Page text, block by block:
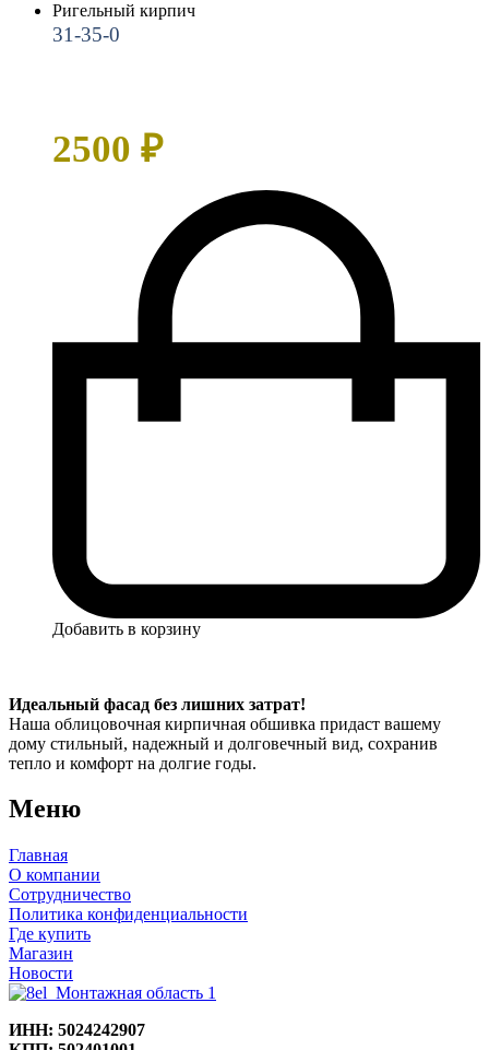
Ригельный кирпич
31-35-0
2500 ₽
Добавить в корзинуЭтот
вариаций.
Опции
можно
выбрать
Идеальный фасад без лишних затрат!
Наша облицовочная кирпичная обшивка придаст вашему
дому стильный, надежный и долговечный вид, сохранив
тепло и комфорт на долгие годы.
Меню
Главная
О компании
Сотрудничество
Политика конфиденциальности
Где купить
Магазин
Новости
ИНН: 5024242907